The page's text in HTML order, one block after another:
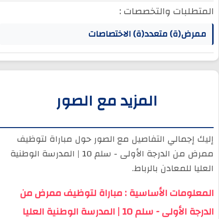
المتطلبات والتخصصات :
ممرض(ة) متعدد(ة) الاختصاصات
المزيد مع الصور
إليك إجمالي التفاصيل مع الصور حول مباراة لتوظيف
ممرض من الدرجة الأولى - سلم 10 | المدرسة الوطنية
العليا للمعادن بالرباط.
المعلومات الأساسية : مباراة لتوظيف ممرض من
الدرجة الأولى - سلم 10 | المدرسة الوطنية العليا